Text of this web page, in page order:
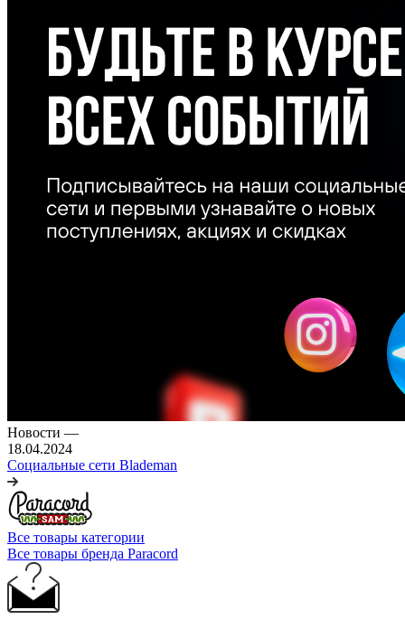
Новости —
18.04.2024
Социальные сети Blademan
Все товары категории
Все товары бренда Paracord